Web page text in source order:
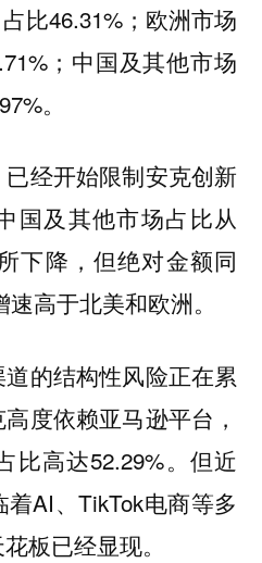
比46.31%；欧洲市场
；中国及其他市场
。
经开始限制安克创新
国及其他市场占比从
下降，但绝对金额同
高于北美和欧洲。
的结构性风险正在累
度依赖亚马逊平台，
比高达52.29%。但近
AI、TikTok电商等多
板已经显现。